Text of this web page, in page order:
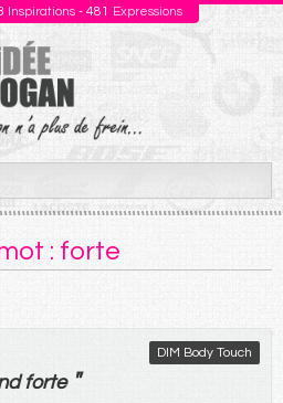
Inspirations - 481 Expressions
: forte
DIM Body Touch
forte "